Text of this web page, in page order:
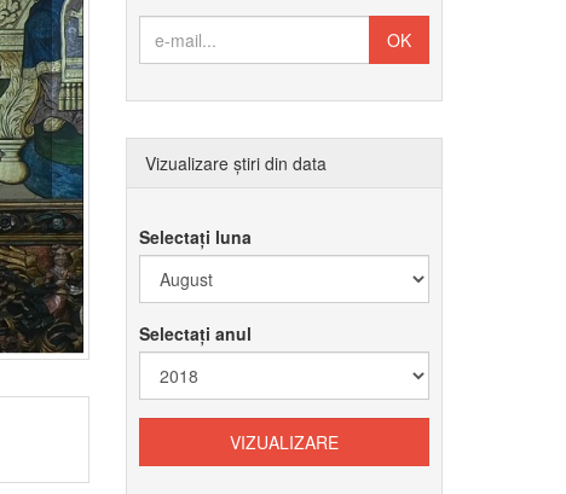
Vizualizare știri din data
Selectați luna
Selectați anul